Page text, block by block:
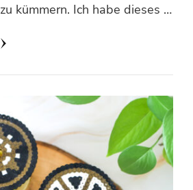
kümmern. Ich habe dieses …